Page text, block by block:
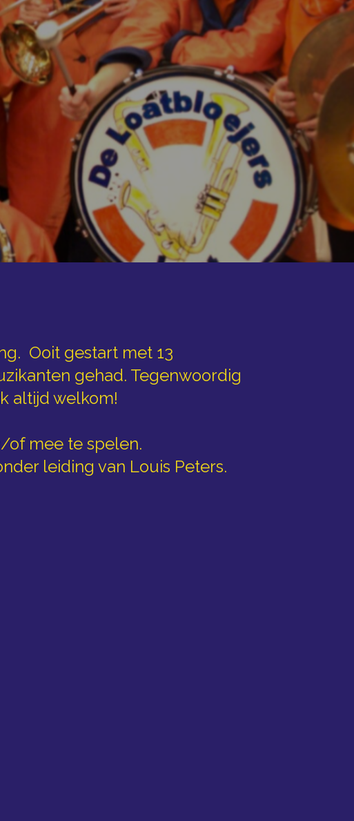
Ooit gestart met 13
gehad. Tegenwoordig
altijd welkom!
of mee te spelen.
leiding van Louis Peters.